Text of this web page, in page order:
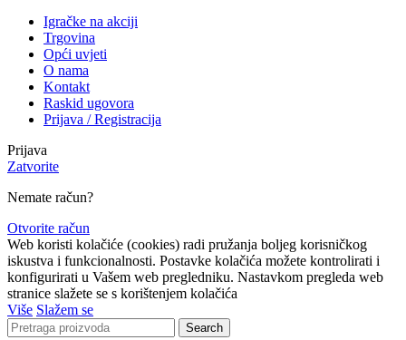
Igračke na akciji
Trgovina
Opći uvjeti
O nama
Kontakt
Raskid ugovora
Prijava / Registracija
Prijava
Zatvorite
Nemate račun?
Otvorite račun
Web koristi kolačiće (cookies) radi pružanja boljeg korisničkog
iskustva i funkcionalnosti. Postavke kolačića možete kontrolirati i
konfigurirati u Vašem web pregledniku. Nastavkom pregleda web
stranice slažete se s korištenjem kolačića
Više Slažem se
Search